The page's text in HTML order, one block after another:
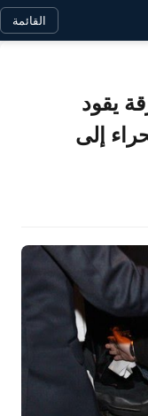
القائمة
يقود
إلى